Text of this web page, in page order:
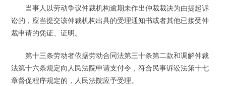
当事人以劳动争议仲裁机构逾期未作出仲裁裁决为由提起诉
讼的，应当提交该仲裁机构出具的受理通知书或者其他已接受仲
裁申请的凭证、证明。
第十三条劳动者依据劳动合同法第三十条第二款和调解仲裁
法第十六条规定向人民法院申请支付令，符合民事诉讼法第十七
章督促程序规定的，人民法院应予受理。